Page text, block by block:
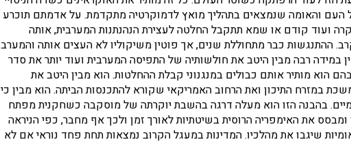
העם והאומה שנמצאים בתהליך מואץ לדמוקרטיה מתקדמת. על אדמתם תוכרע
ועוד קודם או שמא תתקבל החלטה לעצירת הנהנתנות המערבית, אותה
ההתנגשות כבר מתחוללת שנים, אך פוטין משיקוליו לא העצים אותה והמערב
במידה רבה מבין היטב את חולשותיה של התפיסה המערבית ועוד יותר את סדר
הוא מותיר אותם כבולים במנגנוני קבלת ההחלטות. הוא מבין היטב את
במזרח התיכון ואת הרחוב האמריקאי שקורא להתכנסות הביתה. הוא מבין כי
בהבנה הזו הוא מעלה דרגה בהשבת יוקרתה של מוסקבה כשחקנית מפתח
את האימפריה הרוסית בשיטתיות לאורך זמן ולכך אף מחבר, כפי הניראה
שיגבו את מהלכיו. המדינות במעגל הקרוב נמצאות תחת פחד נוראי אם לא